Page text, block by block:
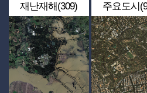
재난재해(309) 주요도시